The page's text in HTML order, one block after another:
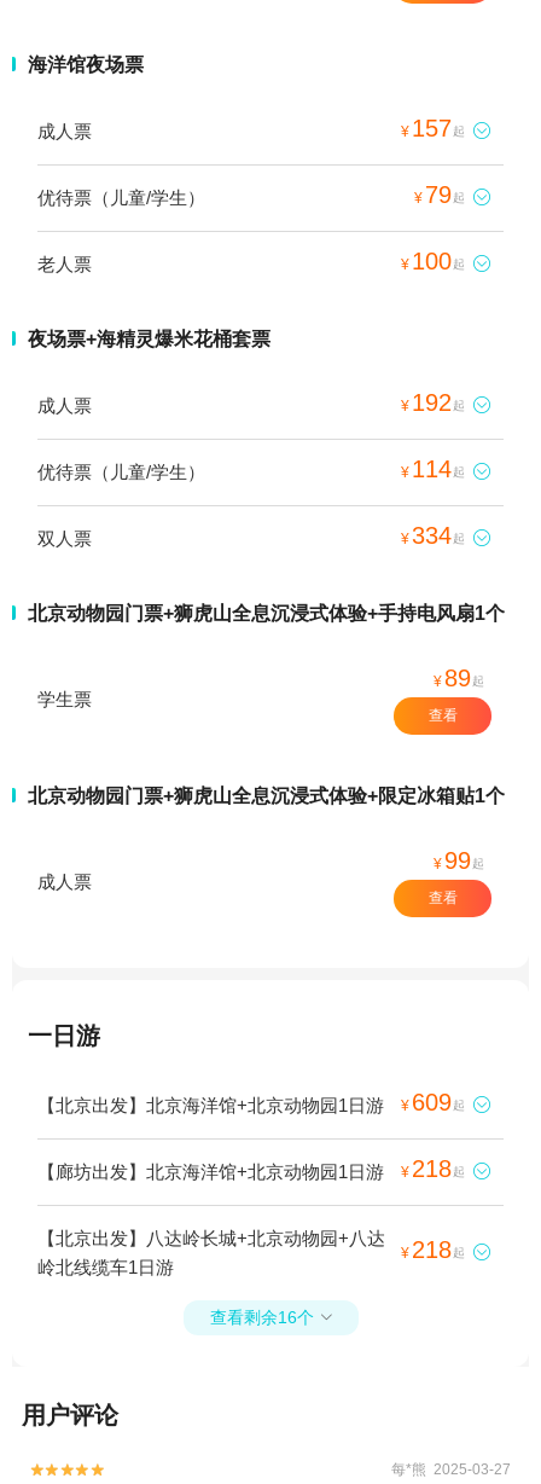
海洋馆夜场票
成人票 ¥ 157起 
优待票（儿童/学生） ¥ 79起 
老人票 ¥ 100起 
夜场票+海精灵爆米花桶套票
成人票 ¥ 192 起 
优待票（儿童/学生） ¥ 114起 
双人票 ¥334起 
北京动物园门票+狮虎山全息沉浸式体验+手持电风扇1个
学生票
¥ 89起
查看
北京动物园门票+狮虎山全息沉浸式体验+限定冰箱贴1个
成人票
¥ 99起
查看
一日游
【北京出发】北京海洋馆+北京动物园1日游 ¥ 609起 
【廊坊出发】北京海洋馆+北京动物园1日游 ¥ 218起 
【北京出发】八达岭长城+北京动物园+八达
岭北线缆车1日游
¥ 218起 
查看剩余16个 
用户评论

 每*熊 2025-03-27